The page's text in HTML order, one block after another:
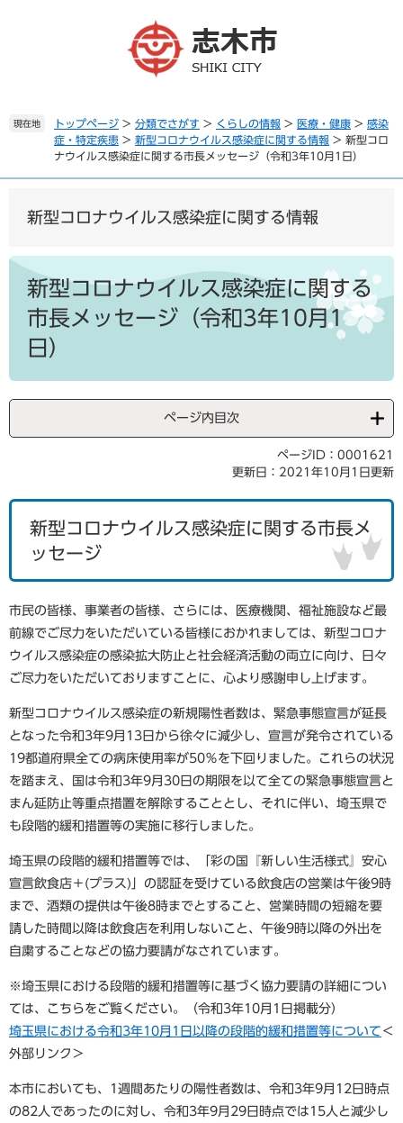
本
現在地 トップページ > 分類でさがす > くらしの情報 > 医療・健康 > 感染
症・特定疾患 > 新型コロナウイルス感染症に関する情報 > 新型コロ
ナウイルス感染症に関する市長メッセージ（令和3年10月1日）
新型コロナウイルス感染症に関する情報
本
新型コロナウイルス感染症に関する
市長メッセージ（令和3年10月1
日）
ページ内目次
ページID：0001621
更新日：2021年10月1日更新
新型コロナウイルス感染症に関する市長メ
ッセージ
市民の皆様、事業者の皆様、さらには、医療機関、福祉施設など最
前線でご尽力をいただいている皆様におかれましては、新型コロナ
ウイルス感染症の感染拡大防止と社会経済活動の両立に向け、日々
ご尽力をいただいておりますことに、心より感謝申し上げます。
新型コロナウイルス感染症の新規陽性者数は、緊急事態宣言が延長
となった令和3年9月13日から徐々に減少し、宣言が発令されている
19都道府県全ての病床使用率が50％を下回りました。これらの状況
を踏まえ、国は令和3年9月30日の期限を以て全ての緊急事態宣言と
まん延防止等重点措置を解除することとし、それに伴い、埼玉県で
も段階的緩和措置等の実施に移行しました。
埼玉県の段階的緩和措置等では、「彩の国『新しい生活様式』安心
宣言飲食店＋(プラス)」の認証を受けている飲食店の営業は午後9時
まで、酒類の提供は午後8時までとすること、営業時間の短縮を要
請した時間以降は飲食店を利用しないこと、午後9時以降の外出を
自粛することなどの協力要請がなされています。
※埼玉県における段階的緩和措置等に基づく協力要請の詳細につい
ては、こちらをご覧ください。（令和3年10月1日掲載分）
埼玉県における令和3年10月1日以降の段階的緩和措置等について​ ＜
外部リンク＞
本市においても、1週間あたりの陽性者数は、令和3年9月12日時点
の82人であったのに対し、令和3年9月29日時点では15人と減少し